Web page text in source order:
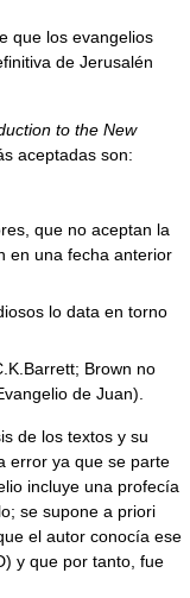
que los evangelios
de Jerusalén
to the New
aceptadas son:
que no aceptan la
en una fecha anterior
lo data en torno
Brown no
de Juan).
de los textos y su
error ya que se parte
incluye una profecía
se supone a priori
el autor conocía ese
y que por tanto, fue